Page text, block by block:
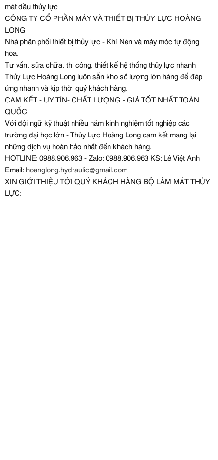
mát dầu thủy lực
CÔNG TY CỔ PHẦN MÁY VÀ THIẾT BỊ THỦY LỰC HOÀNG
LONG
Nhà phân phối thiết bị thủy lực - Khí Nén và máy móc tự động
hóa.
Tư vấn, sửa chữa, thi công, thiết kế hệ thống thủy lực nhanh
Thủy Lực Hoàng Long luôn sẵn kho số lượng lớn hàng để đáp
ứng nhanh và kịp thời quý khách hàng.
CAM KẾT - UY TÍN- CHẤT LƯỢNG - GIÁ TỐT NHẤT TOÀN
QUỐC
Với đội ngữ kỹ thuật nhiều năm kinh nghiệm tốt nghiệp các
trường đại học lớn - Thủy Lực Hoàng Long cam kết mang lại
những dịch vụ hoàn hảo nhất đến khách hàng.
HOTLINE: 0988.906.963 - Zalo: 0988.906.963 KS: Lê Việt Anh
Email: hoanglong.hydraulic@gmail.com
XIN GIỚI THIỆU TỚI QUÝ KHÁCH HÀNG BỘ LÀM MÁT THỦY
LỰC: